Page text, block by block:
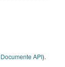
Documente API).